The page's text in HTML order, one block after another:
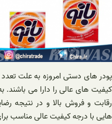
پودر های دستی امروزه به علت
کیفیت های عالی را دارا می باشند.
رقابت و فروش بالا و در نتیجه
هایی با درجه کیفیت عالی مناسب